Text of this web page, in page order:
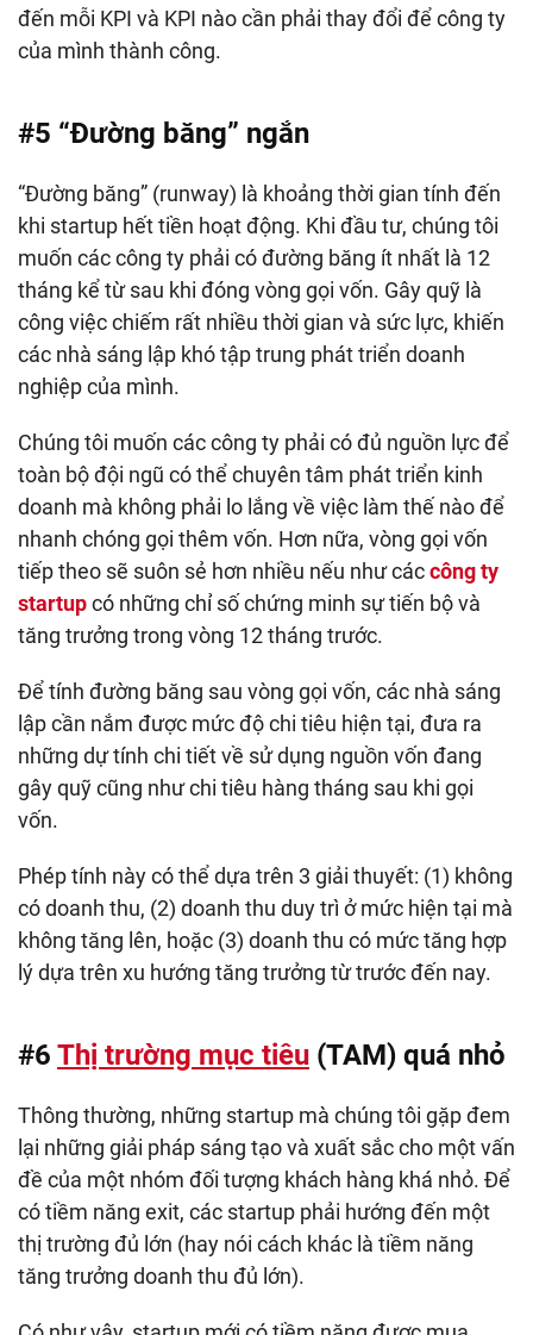
đến mỗi KPI và KPI nào cần phải thay đổi để công ty
của mình thành công.
#5 “Đường băng” ngắn
“Đường băng” (runway) là khoảng thời gian tính đến
khi startup hết tiền hoạt động. Khi đầu tư, chúng tôi
muốn các công ty phải có đường băng ít nhất là 12
tháng kể từ sau khi đóng vòng gọi vốn. Gây quỹ là
công việc chiếm rất nhiều thời gian và sức lực, khiến
các nhà sáng lập khó tập trung phát triển doanh
nghiệp của mình.
Chúng tôi muốn các công ty phải có đủ nguồn lực để
toàn bộ đội ngũ có thể chuyên tâm phát triển kinh
doanh mà không phải lo lắng về việc làm thế nào để
nhanh chóng gọi thêm vốn. Hơn nữa, vòng gọi vốn
tiếp theo sẽ suôn sẻ hơn nhiều nếu như cáccông ty
startupcó những chỉ số chứng minh sự tiến bộ và
tăng trưởng trong vòng 12 tháng trước.
Để tính đường băng sau vòng gọi vốn, các nhà sáng
lập cần nắm được mức độ chi tiêu hiện tại, đưa ra
những dự tính chi tiết về sử dụng nguồn vốn đang
gây quỹ cũng như chi tiêu hàng tháng sau khi gọi
vốn.
Phép tính này có thể dựa trên 3 giải thuyết: (1) không
có doanh thu, (2) doanh thu duy trì ở mức hiện tại mà
không tăng lên, hoặc (3) doanh thu có mức tăng hợp
lý dựa trên xu hướng tăng trưởng từ trước đến nay.
#6 Thị trường mục tiêu (TAM) quá nhỏ
Thông thường, những startup mà chúng tôi gặp đem
lại những giải pháp sáng tạo và xuất sắc cho một vấn
đề của một nhóm đối tượng khách hàng khá nhỏ. Để
có tiềm năng exit, các startup phải hướng đến một
thị trường đủ lớn (hay nói cách khác là tiềm năng
tăng trưởng doanh thu đủ lớn).